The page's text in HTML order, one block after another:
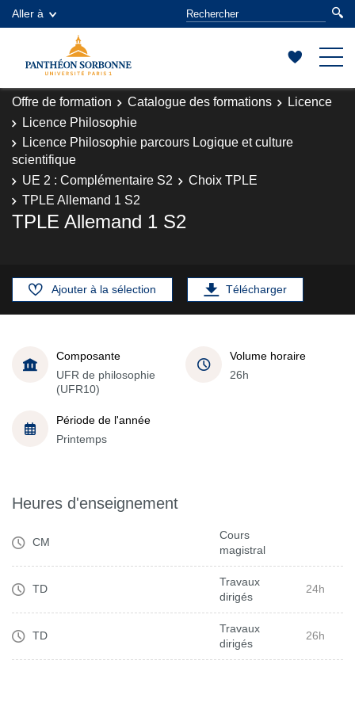
Aller à
Offre de formation Catalogue des formations
Licence
Licence Philosophie
Licence Philosophie parcours Logique et culture
scientifique
UE 2 : Complémentaire S2
Choix TPLE
TPLE Allemand 1 S2
TPLE Allemand 1 S2
Ajouter à la sélection Télécharger
Composante
UFR de philosophie
(UFR10)
Volume horaire
26h
Période de l'année
Printemps
Heures d'enseignement
CM
Cours
magistral
TD
Travaux
dirigés
24h
TD
Travaux
dirigés
26h